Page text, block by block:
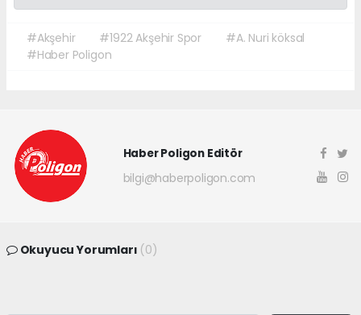
#Akşehir #1922 Akşehir Spor
#A. Nuri köksal
#Haber Poligon
Haber Poligon Editör
bilgi@haberpoligon.com
Okuyucu Yorumları (0)